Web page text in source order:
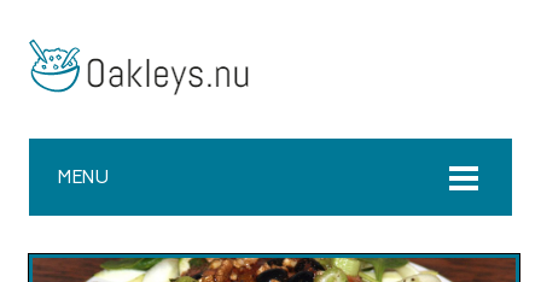
MENU